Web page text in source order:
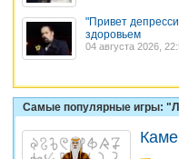
"Привет
здоровьем
04 августа 2026,
Самые популярные игры: